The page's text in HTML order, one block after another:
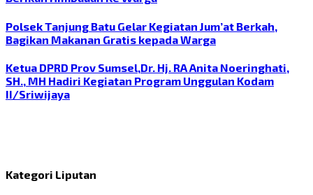
Polsek Tanjung Batu Gelar Kegiatan Jum’at Berkah,
Bagikan Makanan Gratis kepada Warga
Ketua DPRD Prov Sumsel,Dr. Hj. RA Anita Noeringhati,
SH., MH Hadiri Kegiatan Program Unggulan Kodam
II/Sriwijaya
Kategori Liputan